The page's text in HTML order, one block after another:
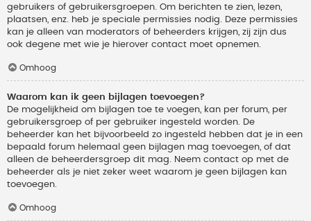
gebruikers of gebruikersgroepen. Om berichten te zien, lezen,
plaatsen, enz. heb je speciale permissies nodig. Deze permissies
kan je alleen van moderators of beheerders krijgen, zij zijn dus
ook degene met wie je hierover contact moet opnemen.
Omhoog
Waarom kan ik geen bijlagen toevoegen?
De mogelijkheid om bijlagen toe te voegen, kan per forum, per
gebruikersgroep of per gebruiker ingesteld worden. De
beheerder kan het bijvoorbeeld zo ingesteld hebben dat je in een
bepaald forum helemaal geen bijlagen mag toevoegen, of dat
alleen de beheerdersgroep dit mag. Neem contact op met de
beheerder als je niet zeker weet waarom je geen bijlagen kan
toevoegen.
Omhoog